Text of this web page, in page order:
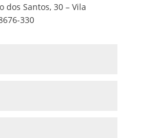
dos Santos, 30 – Vila
330